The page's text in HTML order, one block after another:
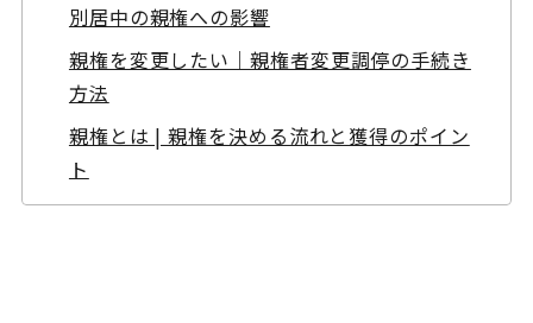
別居中の親権への影響
親権を変更したい｜親権者変更調停の手続き
方法
親権とは | 親権を決める流れと獲得のポイン
ト